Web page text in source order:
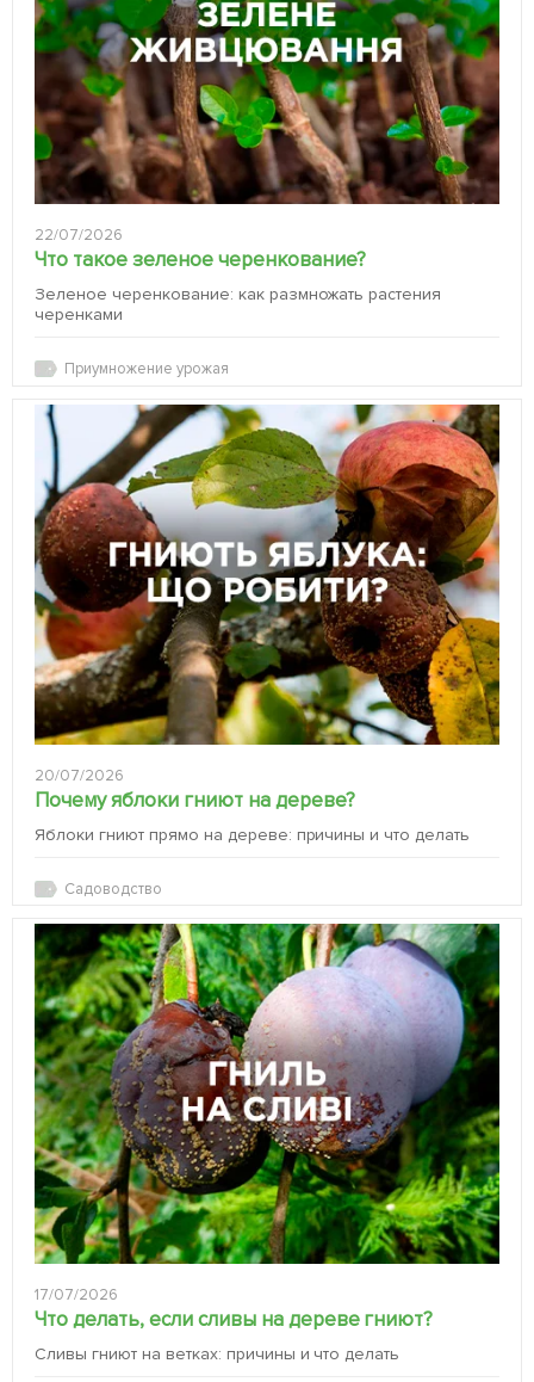
22/07/2026
Что такое зеленое черенкование?
Зеленое черенкование: как размножать растения
черенками
Приумножение урожая
20/07/2026
Почему яблоки гниют на дереве?
Яблоки гниют прямо на дереве: причины и что делать
Садоводство
17/07/2026
Что делать, если сливы на дереве гниют?
Сливы гниют на ветках: причины и что делать